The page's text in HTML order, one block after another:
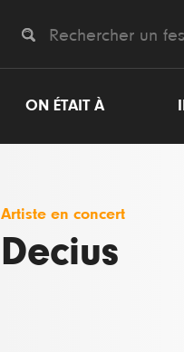
ON ÉTAIT À
Artiste en concert
Decius